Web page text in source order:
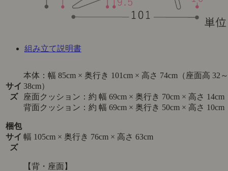
組み立て説明書
サイ
ズ
本体：幅 85cm × 奥行き 101cm × 高さ 74cm（座面高 32～
38cm）
座面クッション：約 幅 69cm × 奥行き 70cm × 高さ 14cm
背面クッション：約 幅 69cm × 奥行き 50cm × 高さ 10cm
梱包
サイ
ズ
幅 105cm × 奥行き 76cm × 高さ 63cm
【背・座面】